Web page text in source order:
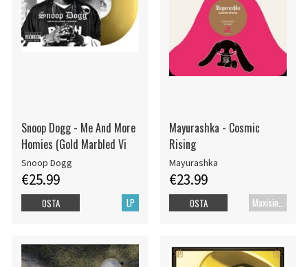
Snoop Dogg - Me And More
Homies (Gold Marbled Vi
Snoop Dogg
€25.99
LP
OSTA
Mayurashka - Cosmic
Rising
Mayurashka
€23.99
Maxisingle
OSTA